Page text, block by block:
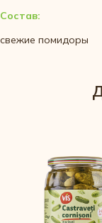
Состав:
свежие помидоры